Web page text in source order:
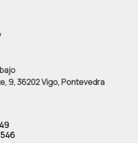
9, 36202 Vigo, Pontevedra